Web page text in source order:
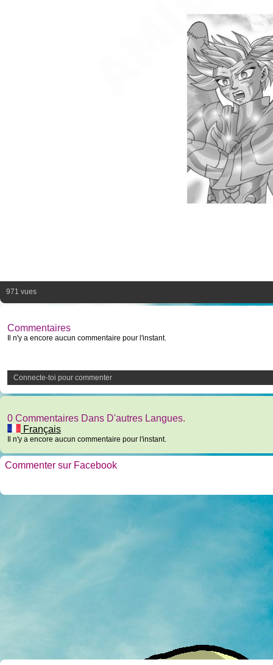
971 vues
Commentaires
Il n'y a encore aucun commentaire pour l'instant.
Connecte-toi pour commenter
0 Commentaires Dans D'autres Langues.
Français
Il n'y a encore aucun commentaire pour l'instant.
Commenter sur Facebook